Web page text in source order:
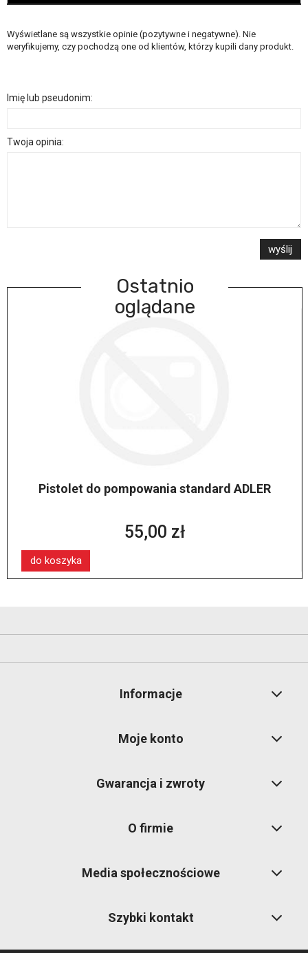
Wyświetlane są wszystkie opinie (pozytywne i negatywne). Nie
weryfikujemy, czy pochodzą one od klientów, którzy kupili dany produkt.
Imię lub pseudonim:
Twoja opinia:
wyślij
Ostatnio
oglądane
Pistolet do pompowania standard ADLER
55,00 zł
do koszyka
Informacje
Moje konto
Gwarancja i zwroty
O firmie
Media społecznościowe
Szybki kontakt